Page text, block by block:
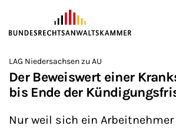
ZUM HAUPTINHALT SPRINGEN
Sie befinden sich hier:
>
Startseite
>
Newsroom
LAG Niedersachsen zu AU
Der Beweiswert einer
bis Ende der
Nur weil sich ein